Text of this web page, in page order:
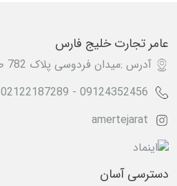
عامر تجارت خلیج فارس
آدرس :میدان فردوسی پلاک 782 طبقه سوم
09124352456
-
02122187289
amertejarat
دسترسی آسان